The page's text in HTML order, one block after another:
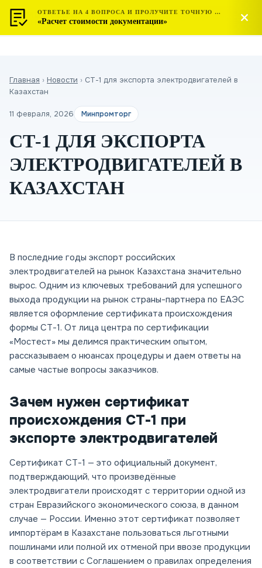
МОСТЕСТ
ЦЕНТР СЕРТИФИКАЦИИ
Главная › Новости › СТ-1 для экспорта электродвигателей в
Казахстан
11 февраля, 2026 Минпромторг
СТ-1 ДЛЯ ЭКСПОРТА
ЭЛЕКТРОДВИГАТЕЛЕЙ В
КАЗАХСТАН
В последние годы экспорт российских
электродвигателей на рынок Казахстана значительно
вырос. Одним из ключевых требований для успешного
выхода продукции на рынок страны-партнера по ЕАЭС
является оформление сертификата происхождения
формы СТ-1. От лица центра по сертификации
«Мостест» мы делимся практическим опытом,
рассказываем о нюансах процедуры и даем ответы на
самые частые вопросы заказчиков.
Зачем нужен сертификат
происхождения СТ-1 при
экспорте электродвигателей
Сертификат СТ-1 — это официальный документ,
подтверждающий, что произведённые
электродвигатели происходят с территории одной из
стран Евразийского экономического союза, в данном
случае — России. Именно этот сертификат позволяет
импортёрам в Казахстане пользоваться льготными
пошлинами или полной их отменой при ввозе продукции
в соответствии с Соглашением о правилах определения
ОТВЕТЬЕ НА 4 ВОПРОСА И ПРОЛУЧИТЕ ТОЧНУЮ СТОИМОСТЬ
«Расчет стоимости документации»